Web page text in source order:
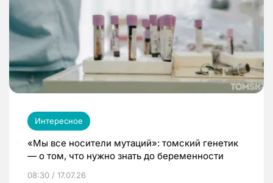
Интересное
«Мы все носители мутаций»: томский генетик
— о том, что нужно знать до беременности
08:30 / 17.07.26